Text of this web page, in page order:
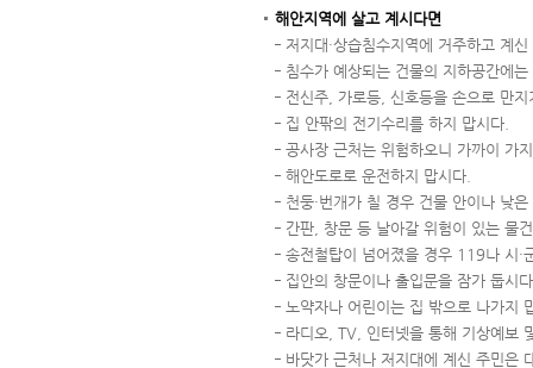
해안지역에 살고 계시다면
저지대·상습침수지역에 거주하고 계
침수가 예상되는 건물의 지하공간에
전신주, 가로등, 신호등을 손으로 만
집 안팎의 전기수리를 하지 맙시다.
공사장 근처는 위험하오니 가까이 가
해안도로로 운전하지 맙시다.
천둥·번개가 칠 경우 건물 안이나 낮
간판, 창문 등 날아갈 위험이 있는 물
송전철탑이 넘어졌을 경우 119나 시·
집안의 창문이나 출입문을 잠가 둡시
노약자나 어린이는 집 밖으로 나가지
라디오, TV, 인터넷을 통해 기상예보
바닷가 근처나 저지대에 계신 주민은